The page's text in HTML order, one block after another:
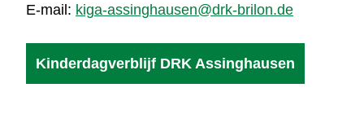
E-mail: kiga-assinghausen@drk-brilon.de
Kinderdagverblijf DRK Assinghausen